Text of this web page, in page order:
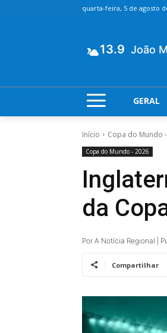
quarta-feira, 5 de agosto
13.9 João
GERAL
Início Copa do Mundo
Copa do Mundo - 2026
da
Por A Notícia Regional |
Compartilhar